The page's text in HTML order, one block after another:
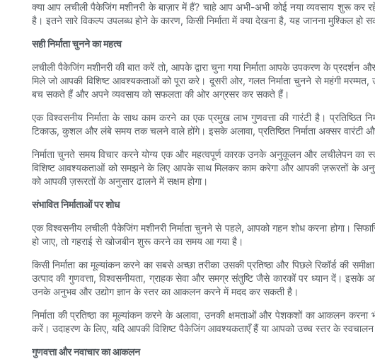
क्या आप लचीली पैकेजिंग मशीनरी के बाज़ार में हैं? चाहे आप अभी-अभी कोई नया व्यवसाय शुरू कर
है। इतने सारे विकल्प उपलब्ध होने के कारण, किसी निर्माता में क्या देखना है, यह जानना मुश्किल
सही निर्माता चुनने का महत्व
लचीली पैकेजिंग मशीनरी की बात करें तो, आपके द्वारा चुना गया निर्माता आपके उपकरण के प्रदर्शन
मिले जो आपकी विशिष्ट आवश्यकताओं को पूरा करे। दूसरी ओर, गलत निर्माता चुनने से महंगी
बच सकते हैं और अपने व्यवसाय को सफलता की ओर अग्रसर कर सकते हैं।
एक विश्वसनीय निर्माता के साथ काम करने का एक प्रमुख लाभ गुणवत्ता की गारंटी है।
टिकाऊ, कुशल और लंबे समय तक चलने वाले होंगे। इसके अलावा, प्रतिष्ठित निर्माता अक्सर वारंटी
निर्माता चुनते समय विचार करने योग्य एक और महत्वपूर्ण कारक उनके अनुकूलन और लचीलेपन का
विशिष्ट आवश्यकताओं को समझने के लिए आपके साथ मिलकर काम करेगा और आपकी ज़रूरतों के अनुरूप
को आपकी ज़रूरतों के अनुसार ढालने में सक्षम होगा।
संभावित निर्माताओं पर शोध
एक विश्वसनीय लचीली पैकेजिंग मशीनरी निर्माता चुनने से पहले, आपको गहन शोध करना होगा।
हो जाए, तो गहराई से खोजबीन शुरू करने का समय आ गया है।
किसी निर्माता का मूल्यांकन करने का सबसे अच्छा तरीका उसकी प्रतिष्ठा और पिछले रिकॉर्ड की
उत्पाद की गुणवत्ता, विश्वसनीयता, ग्राहक सेवा और समग्र संतुष्टि जैसे कारकों पर ध्यान दें। इसके
उनके अनुभव और उद्योग ज्ञान के स्तर का आकलन करने में मदद कर सकती है।
निर्माता की प्रतिष्ठा का मूल्यांकन करने के अलावा, उनकी क्षमताओं और पेशकशों का आकलन करना
करें। उदाहरण के लिए, यदि आपकी विशिष्ट पैकेजिंग आवश्यकताएँ हैं या आपको उच्च स्तर के
गुणवत्ता और नवाचार का आकलन